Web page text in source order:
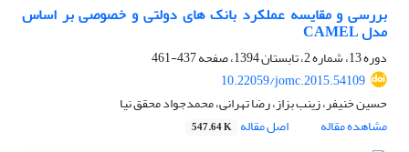
بررسی و مقایسه عملکرد بانک های دولتی و خصوصی بر اساس
مدل CAMEL
دوره 13، شماره 2، تابستان 1394، صفحه
437-461
10.22059/jomc.2015.54109
حسین خنیفر، زینب بزاز، رضا تهرانی، محمدجواد محقق نیا
مشاهده مقاله
اصل مقاله 547.64 K